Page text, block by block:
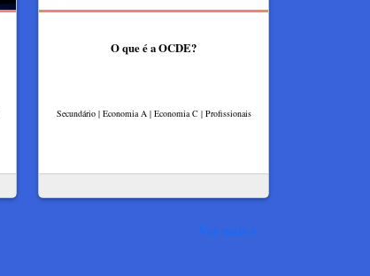
O que é a OCDE?
Secundário | Economia A | Economia C | Profissionais
Ver mais